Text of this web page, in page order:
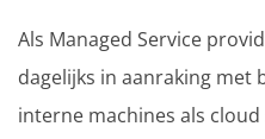
Als Managed Service
dagelijks in aanraking met
interne machines als